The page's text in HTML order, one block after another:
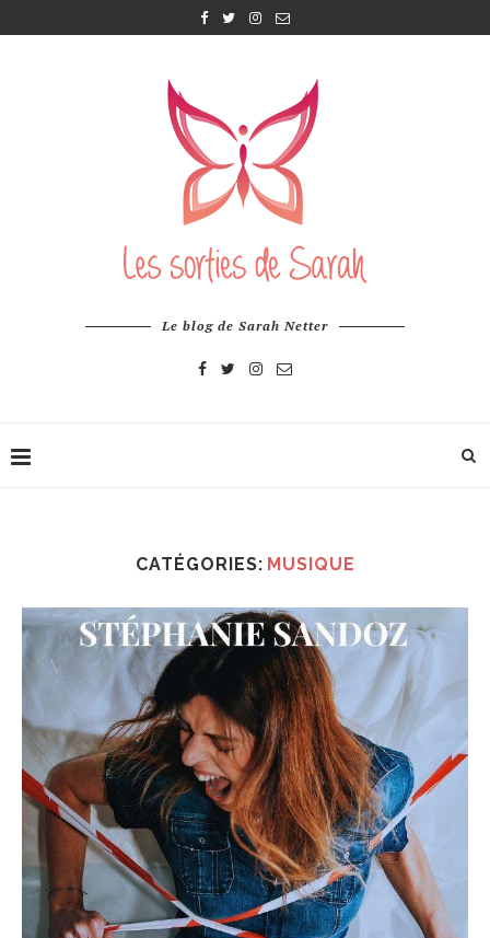
Le blog de Sarah Netter
CATÉGORIES: MUSIQUE